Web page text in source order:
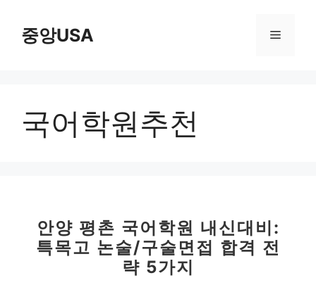
중앙USA 메
국어학원추천
안양 평촌 국어학원 내신대비:
특목고 논술/구술면접 합격 전
략 5가지